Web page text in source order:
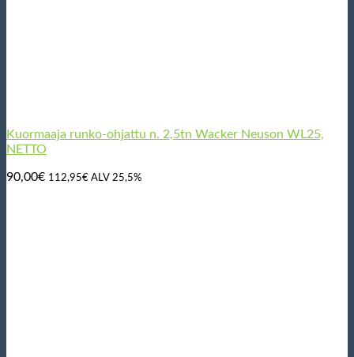
Kuormaaja runko-ohjattu n. 2,5tn Wacker Neuson WL25,
NETTO
90,00€ 112,95€ ALV 25,5%